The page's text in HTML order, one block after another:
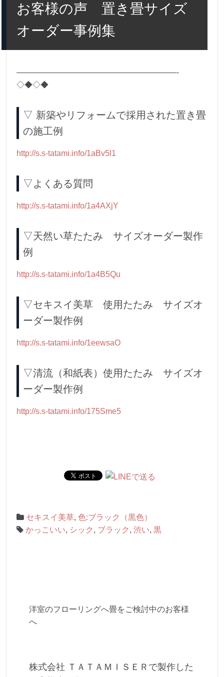
お客様の声 置き畳サイズ
オーダー事例集
————————————————————-
◇◆◇◆
▽ 新築やリフォームで採用された置き畳
の施工例
http://s.s-tatami.info/1aBv5l1
▽よくある質問
http://s.s-tatami.info/1a4AXjY
▽天然い草たたみ サイズオーダー製作
例
http://s.s-tatami.info/1a4B5Qu
▽セキスイ美草 使用たたみ サイズオ
ーダー製作例
http://s.s-tatami.info/1eewsaO
▽清流（和紙表）使用たたみ サイズオ
ーダー製作例
http://s.s-tatami.info/175Sme5
セキスイ美草, 色:ブラック（黒色）
かっこいい, シック , ブラック , 渋い, 黒
洋室のフローリングへ畳をご検討中のお客様
へ
株式会社 ＴＡＴＡＭＩＳＥＲで製作した